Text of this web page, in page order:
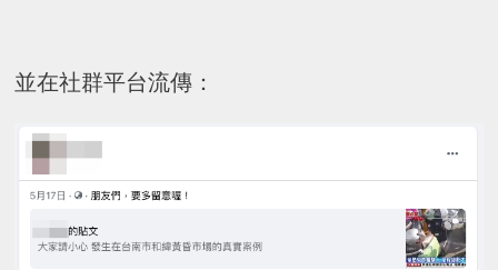
並在社群平台流傳：